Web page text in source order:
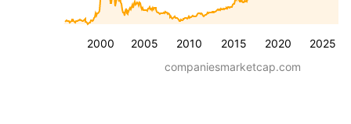
2000 2005 2010 2015 2020 2025
companiesmarketcap.com